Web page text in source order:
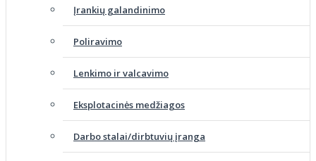
Įrankių galandinimo
Poliravimo
Lenkimo ir valcavimo
Eksplotacinės medžiagos
Darbo stalai/dirbtuvių įranga